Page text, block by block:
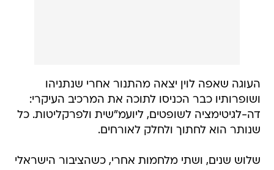
העוגה שאפה לוין יצאה מהתנור אחרי שנתניהו
ושופרותיו כבר הכניסו לתוכה את המרכיב העיקרי:
דה-לגיטימציה לשופטים, ליועמ"שית ולפרקליטות. כל
שנותר הוא לחתוך ולחלק לאורחים.
שלוש שנים, ושתי מלחמות אחרי, כשהציבור הישראלי